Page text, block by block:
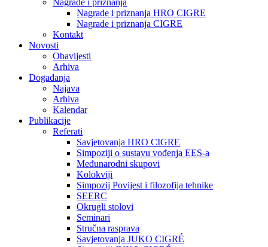
Nagrade i priznanja
Nagrade i priznanja HRO CIGRE
Nagrade i priznanja CIGRE
Kontakt
Novosti
Obavijesti
Arhiva
Događanja
Najava
Arhiva
Kalendar
Publikacije
Referati
Savjetovanja HRO CIGRE
Simpoziji o sustavu vođenja EES-a
Međunarodni skupovi
Kolokviji​
Simpozij Povijest i filozofija tehnike
SEERC
Okrugli stolovi
Seminari​
Stručna rasprava​
Savjetovanja JUKO CIGRÉ